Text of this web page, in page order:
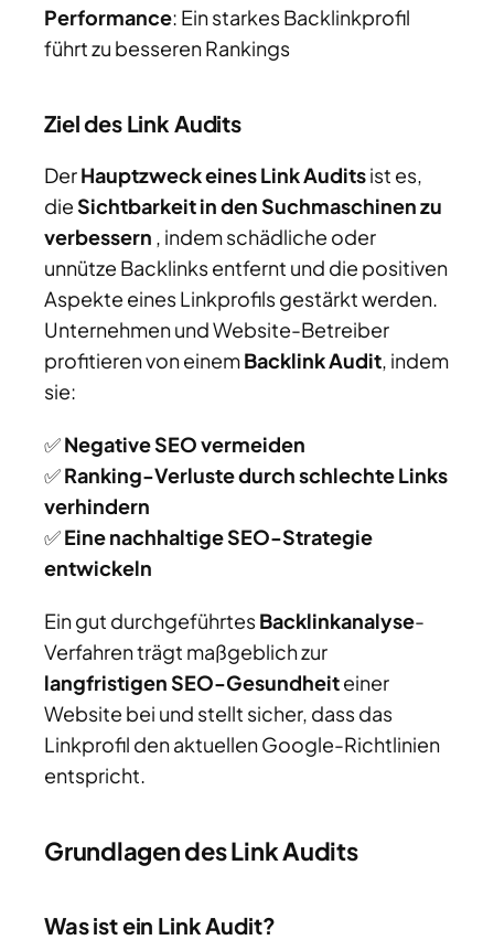
Performance: Ein starkes Backlinkprofil
führt zu besseren Rankings
Ziel des Link Audits
DerHauptzweck eines Link Auditsist es,
dieSichtbarkeit in den Suchmaschinen zu
verbessern , indem schädliche oder
unnütze Backlinks entfernt und die positiven
Aspekte eines Linkprofils gestärkt werden.
Unternehmen und Website-Betreiber
profitieren von einemBacklink Audit, indem
sie:
✅Negative SEO vermeiden
✅Ranking-Verluste durch schlechte Links
verhindern
✅Eine nachhaltige SEO-Strategie
entwickeln
Ein gut durchgeführtesBacklinkanalyse-
Verfahren trägt maßgeblich zur
langfristigen SEO-Gesundheiteiner
Website bei und stellt sicher, dass das
Linkprofil den aktuellen Google-Richtlinien
entspricht.
Grundlagen des Link Audits
Was ist ein Link Audit?